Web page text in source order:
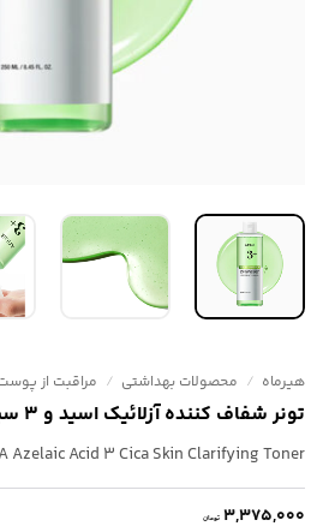
هیرماه / محصولات بهداشتی / مراقبت از
تونر شفاف کننده آزلائیک اسید و 3 سیکا آنوا
Azelaic Acid 3 Cica Skin Clarifying Toner
3,375,000 تومان